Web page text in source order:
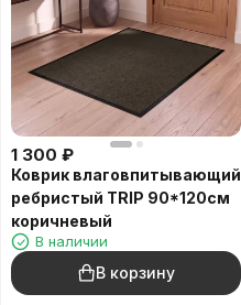
1 300 ₽
Коврик влаговпитывающий
ребристый TRIP 90*120см
коричневый
В наличии
В корзину